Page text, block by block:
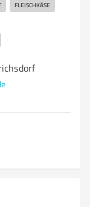
FLEISCHKÄSE